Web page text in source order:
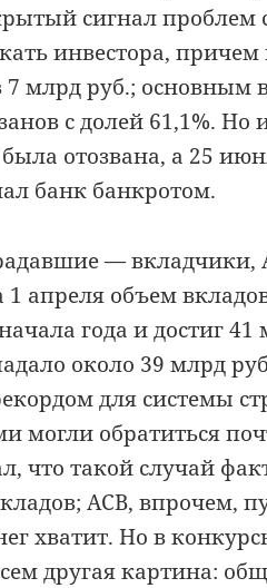
сигнал проблем
инвестора, причем
7 млрд руб.; основным
с долей 61,1%. Но
отозвана, а 25
банк банкротом.
—
апреля объем
года и достиг
около 39 млрд
для системы
могли обратиться
что такой случай
АСВ, впрочем,
хватит. Но в
другая картина: